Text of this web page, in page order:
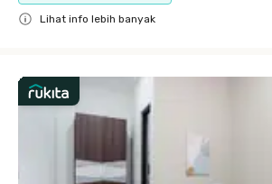
Lihat info lebih banyak